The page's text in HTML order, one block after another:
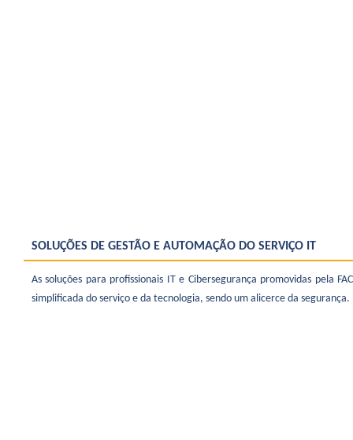
SOLUÇÕES DE GESTÃO E AUTOMAÇÃO DO SERVIÇO IT
As soluções para profissionais IT e Cibersegurança promovidas pela
simplificada do serviço e da tecnologia, sendo um alicerce da segurança.